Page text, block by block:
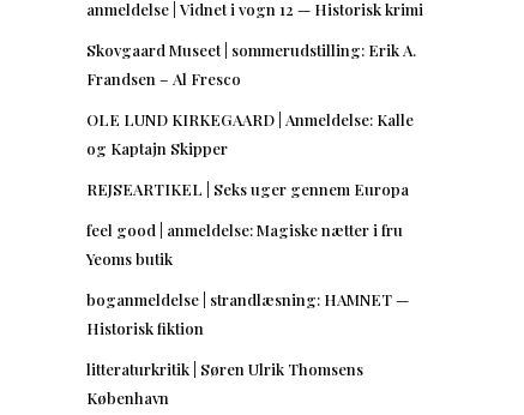
anmeldelse | Vidnet i vogn 12 — Historisk krimi
Skovgaard Museet | sommerudstilling: Erik A.
Frandsen – Al Fresco
OLE LUND KIRKEGAARD | Anmeldelse: Kalle
og Kaptajn Skipper
REJSEARTIKEL | Seks uger gennem Europa
feel good | anmeldelse: Magiske nætter i fru
Yeoms butik
boganmeldelse | strandlæsning: HAMNET —
Historisk fiktion
litteraturkritik | Søren Ulrik Thomsens
København